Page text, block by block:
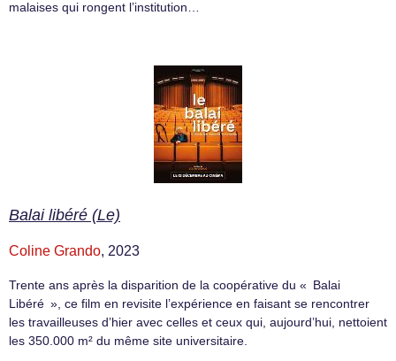
malaises qui rongent l’institution…
Balai libéré (Le)
Coline Grando, 2023
Trente ans après la disparition de la coopérative du « Balai
Libéré », ce film en revisite l’expérience en faisant se rencontrer
les travailleuses d’hier avec celles et ceux qui, aujourd’hui, nettoient
les 350.000 m² du même site universitaire.